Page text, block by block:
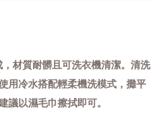
材質耐髒且可洗衣機清潔。清洗
用冷水搭配輕柔機洗模式，攤平
議以濕毛巾擦拭即可。